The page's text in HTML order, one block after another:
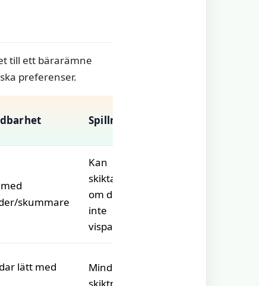
till ett bärarämne
preferenser.
Spillrisk
skummare
Kan
skikta
om den
inte
vispas
lätt med
Mindre